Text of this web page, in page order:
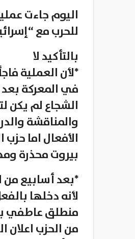
للحرب مع
بالتأكيد لا
*لأن العملية
الشجاع لم يكن
والمناقشة
الأفعال اما
بيروت محذرة
*بعد أسابيع من
لأنه دخلها
منطلق عاطفي
من الحزب